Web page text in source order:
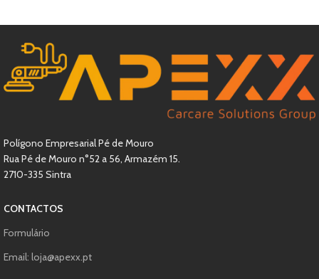
Polígono Empresarial Pé de Mouro
Rua Pé de Mouro n°52 a 56, Armazém 15.
2710-335 Sintra
CONTACTOS
Formulário
Email: loja@apexx.pt